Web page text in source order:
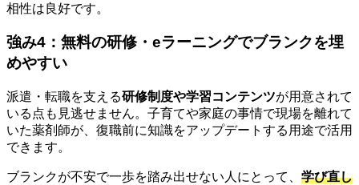
相性は良好です。
強み4：無料の研修・eラーニングでブランクを埋
めやすい
派遣・転職を支える研修制度や学習コンテンツが用意されて
いる点も見逃せません。子育てや家庭の事情で現場を離れて
いた薬剤師が、復職前に知識をアップデートする用途で活用
できます。
ブランクが不安で一歩を踏み出せない人にとって、 学び直し